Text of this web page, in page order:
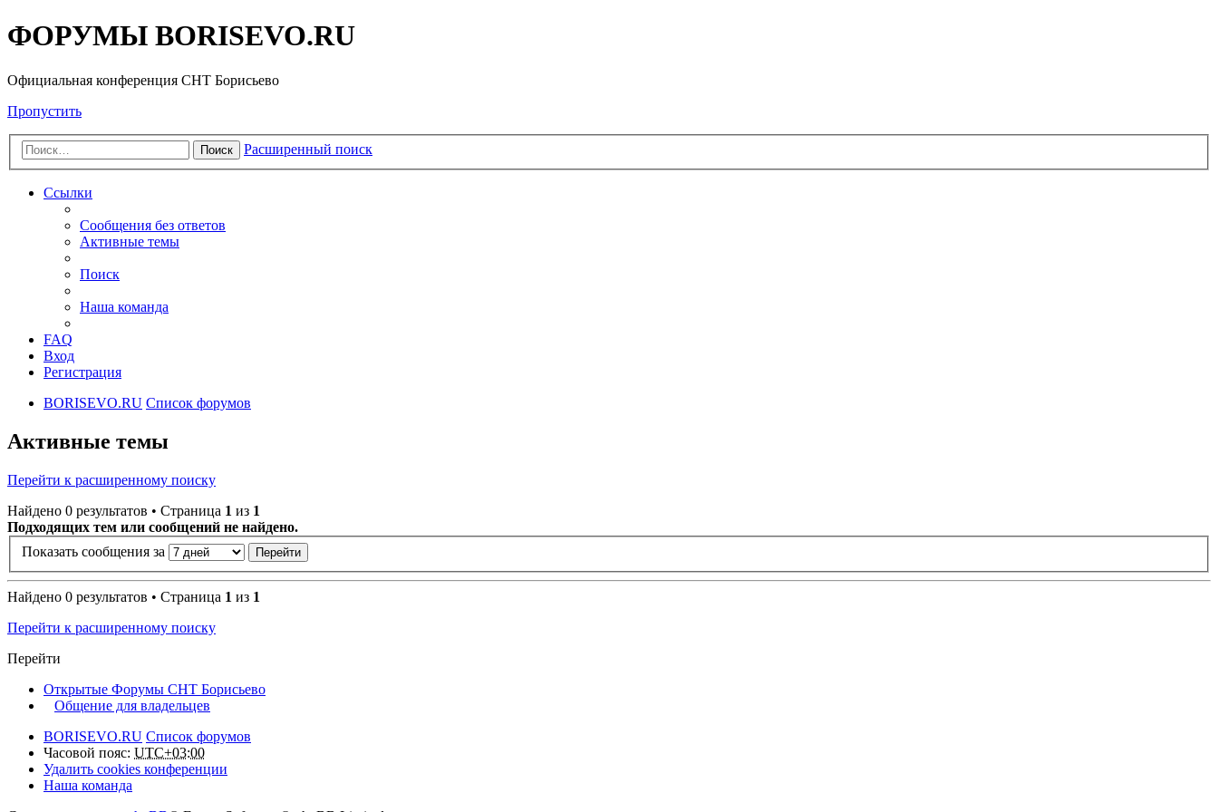
ФОРУМЫ BORISEVO.RU
Официальная конференция СНТ Борисьево
Пропустить
Поиск Расширенный поиск
Ссылки
Сообщения без ответов
Активные темы
Поиск
Наша команда
FAQ
Вход
Регистрация
BORISEVO.RU Список форумов
Активные темы
Перейти к расширенному поиску
Найдено 0 результатов • Страница 1 из 1
Подходящих тем или сообщений не найдено.
Показать сообщения за
Найдено 0 результатов • Страница 1 из 1
Перейти к расширенному поиску
Перейти
Открытые Форумы СНТ Борисьево
Общение для владельцев
BORISEVO.RU Список форумов
Часовой пояс: UTC+03:00
Удалить cookies конференции
Наша команда